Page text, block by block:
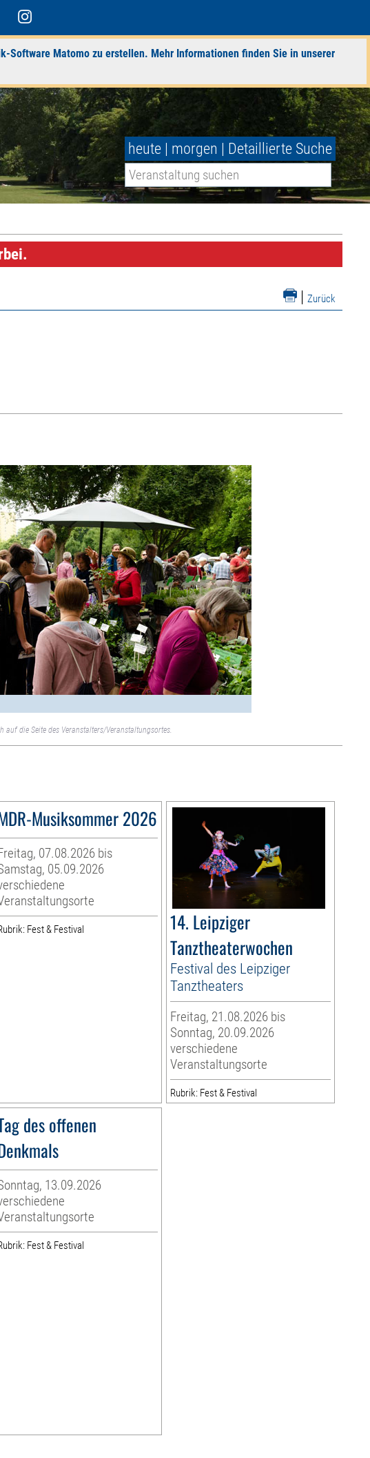
Software Matomo zu erstellen. Mehr Informationen finden Sie in unserer
heute | morgen | Detaillierte Suche
| Zurück
die Seite des Veranstalters/Veranstaltungsortes.
Musiksommer 2026
07.08.2026 bis
05.09.2026
Fest & Festival
14. Leipziger
Tanztheaterwochen
Festival des Leipziger
Tanztheaters
Freitag, 21.08.2026 bis
Sonntag, 20.09.2026
verschiedene
Veranstaltungsorte
Rubrik: Fest & Festival
des offenen
13.09.2026
Fest & Festival